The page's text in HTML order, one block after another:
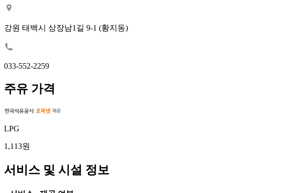
강원 태백시 상장남1길 9-1 (황지동)
033-552-2259
주유 가격
LPG
1,113원
서비스 및 시설 정보